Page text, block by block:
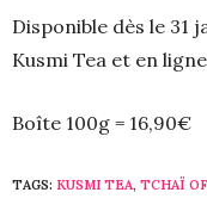
Disponible dès le 31
Kusmi Tea et en
Boîte 100g = 16,90€
TAGS: KUSMI TEA, TCHAÏ